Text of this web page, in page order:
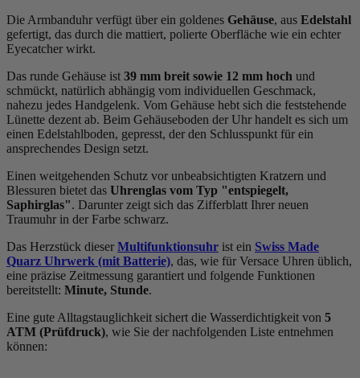
Die Armbanduhr verfügt über ein goldenes Gehäuse, aus Edelstahl
gefertigt, das durch die mattiert, polierte Oberfläche wie ein echter
Eyecatcher wirkt.
Das runde Gehäuse ist 39 mm breit sowie 12 mm hoch und
schmückt, natürlich abhängig vom individuellen Geschmack,
nahezu jedes Handgelenk. Vom Gehäuse hebt sich die feststehende
Lünette dezent ab. Beim Gehäuseboden der Uhr handelt es sich um
einen Edelstahlboden, gepresst, der den Schlusspunkt für ein
ansprechendes Design setzt.
Einen weitgehenden Schutz vor unbeabsichtigten Kratzern und
Blessuren bietet das Uhrenglas vom Typ "entspiegelt,
Saphirglas". Darunter zeigt sich das Zifferblatt Ihrer neuen
Traumuhr in der Farbe schwarz.
Das Herzstück dieser Multifunktionsuhr ist ein Swiss Made
Quarz Uhrwerk (mit Batterie), das, wie für Versace Uhren üblich,
eine präzise Zeitmessung garantiert und folgende Funktionen
bereitstellt: Minute, Stunde.
Eine gute Alltagstauglichkeit sichert die Wasserdichtigkeit von 5
ATM (Prüfdruck), wie Sie der nachfolgenden Liste entnehmen
können: